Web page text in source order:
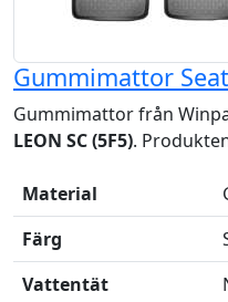
Gummimattor Seat
Gummimattor från
LEON SC (5F5).
Material
Färg
Vattentät